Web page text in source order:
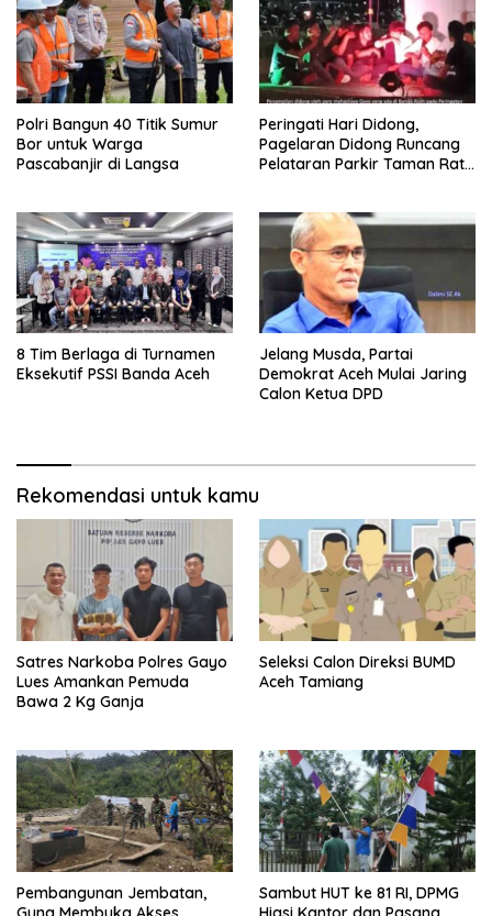
Polri Bangun 40 Titik Sumur
Bor untuk Warga
Pascabanjir di Langsa
Peringati Hari Didong,
Pagelaran Didong Runcang
Pelataran Parkir Taman Ratu
8 Tim Berlaga di Turnamen
Eksekutif PSSI Banda Aceh
Jelang Musda, Partai
Demokrat Aceh Mulai Jaring
Calon Ketua DPD
Rekomendasi untuk kamu
Satres Narkoba Polres Gayo
Lues Amankan Pemuda
Bawa 2 Kg Ganja
Seleksi Calon Direksi BUMD
Aceh Tamiang
Pembangunan Jembatan,
Sambut HUT ke 81 RI, DPMG